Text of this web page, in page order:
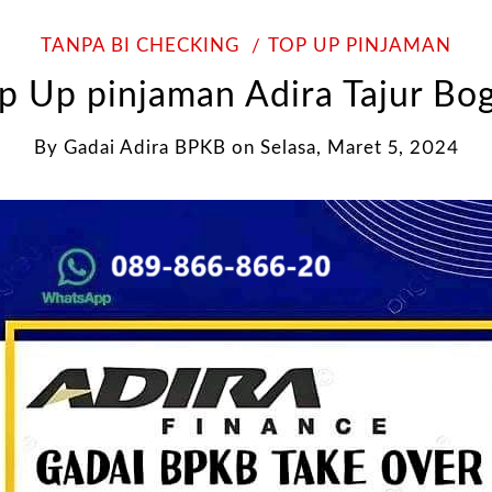
TANPA BI CHECKING TOP UP PINJAMAN
Up pinjaman Adira Tajur
By Gadai Adira BPKB on Selasa, Maret 5, 2024